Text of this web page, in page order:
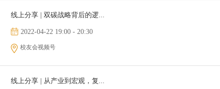
线上分享 | 双碳战略背后的逻...
2022-04-22 19:00 - 20:30
校友会视频号
线上分享 | 从产业到宏观，复...